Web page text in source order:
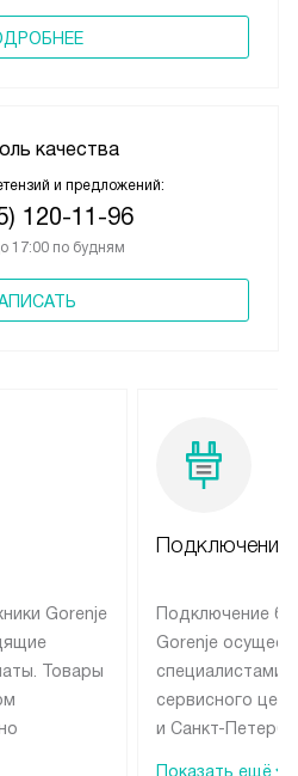
качества
и предложений:
120-11-96
17:00 по будням
Gorenje
Товары
Подключение
Подключение
Gorenje
специалистами
сервисного
и Санкт-
Показать ещё